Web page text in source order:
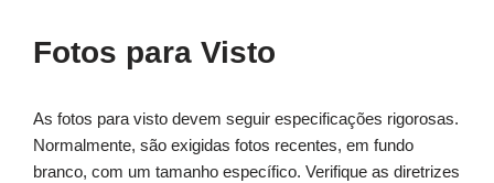
Fotos para Visto
As fotos para visto devem seguir especificações rigorosas.
Normalmente, são exigidas fotos recentes, em fundo
branco, com um tamanho específico. Verifique as diretrizes